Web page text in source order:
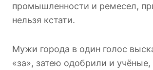
промышленности и ремесел,
нельзя кстати.
Мужи города в один голос
«за», затею одобрили и учёные,